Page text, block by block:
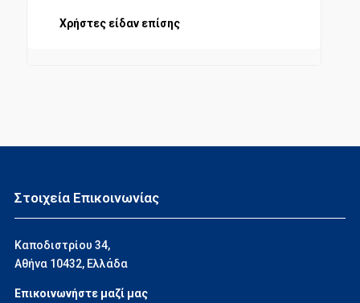
Χρήστες είδαν επίσης
Στοιχεία Επικοινωνίας
Καποδιστρίου 34,
Αθήνα 10432, Ελλάδα
Επικοινωνήστε μαζί μας